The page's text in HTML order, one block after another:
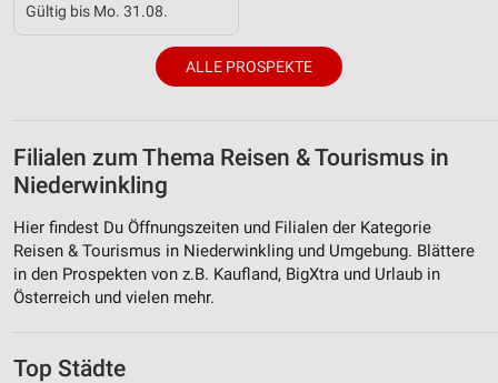
Gültig bis Mo. 31.08.
ALLE PROSPEKTE
Filialen zum Thema Reisen & Tourismus in
Niederwinkling
Hier findest Du Öffnungszeiten und Filialen der Kategorie
Reisen & Tourismus in Niederwinkling und Umgebung. Blättere
in den Prospekten von z.B. Kaufland, BigXtra und Urlaub in
Österreich und vielen mehr.
Top Städte
Erstellung von Profilen für personalisierte
Verwendung von Profilen zur Auswahl
Erstellung von Profilen zur Personalisierung
von Inhalten
Verwendung von Profilen zur Auswahl
personalisierter Inhalte
Messung der Werbeleistung
Analyse von Zielgruppen durch Statistiken oder